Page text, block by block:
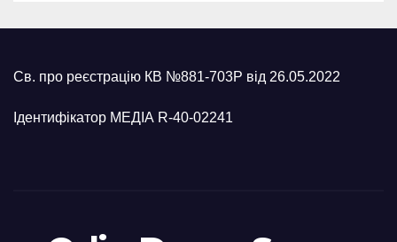
Св. про реєстрацію КВ №881-703Р від 26.05.2022
Ідентифікатор МЕДІА R-40-02241